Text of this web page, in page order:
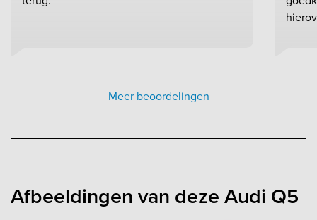
Meer beoordelingen
Afbeeldingen van deze Audi Q5